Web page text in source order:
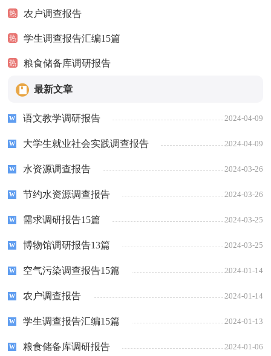
热 农户调查报告
热 学生调查报告汇编15篇
热 粮食储备库调研报告
最新文章
语文教学调研报告 2024-04-09
大学生就业社会实践调查报告 2024-04-09
水资源调查报告 2024-03-26
节约水资源调查报告 2024-03-26
需求调研报告15篇 2024-03-25
博物馆调研报告13篇 2024-03-25
空气污染调查报告15篇 2024-01-14
农户调查报告 2024-01-14
学生调查报告汇编15篇 2024-01-13
粮食储备库调研报告 2024-01-06